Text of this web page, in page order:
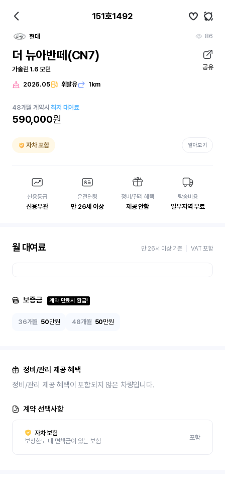
151호1492
현대 86
더 뉴아반떼(CN7)
가솔린 1.6 모던 공유
2026.05 휘발유 1km
48개월 계약시최저 대여료
590,000원
자차 포함 알아보기
신용등급
신용무관
운전연령
만 26세 이상
정비/관리 혜택
제공 안함
탁송비용
일부지역 무료
월 대여료 만 26세 이상 기준 VAT 포함
보증금 계약 만료시 환급!
36개월 50만원 48개월 50만원
정비/관리 제공 혜택
정비/관리 제공 혜택이 포함되지 않은 차량입니다.
계약 선택사항
자차 보험
보상한도 내 면책금이 있는 보험
포함